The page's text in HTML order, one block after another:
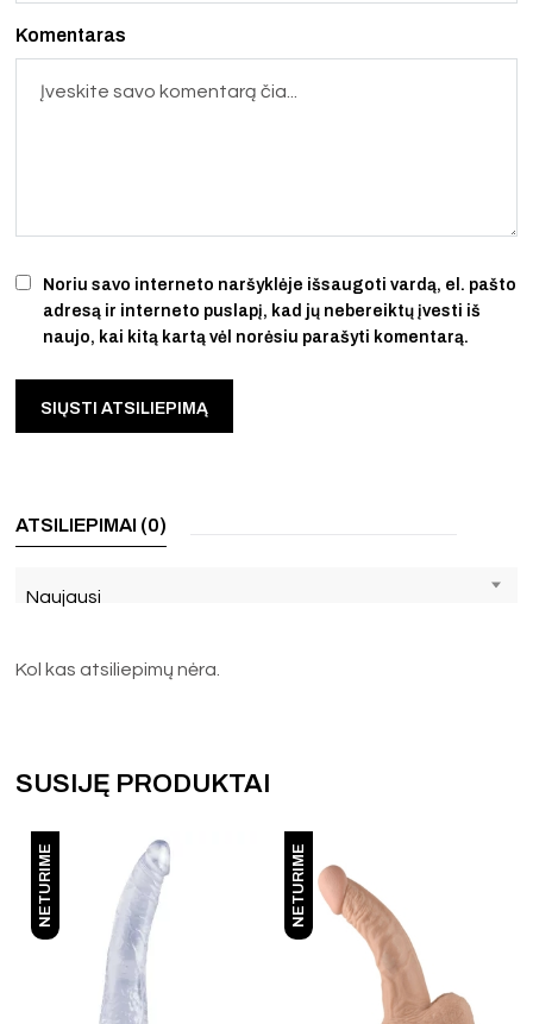
Noriu savo interneto naršyklėje išsaugoti vardą, el. pašto
adresą ir interneto puslapį, kad jų nebereiktų įvesti iš
naujo, kai kitą kartą vėl norėsiu parašyti komentarą.
Komentaras
ATSILIEPIMAI (0)
Naujausi
Kol kas atsiliepimų nėra.
SUSIJĘ PRODUKTAI
NETURIME NETURIME